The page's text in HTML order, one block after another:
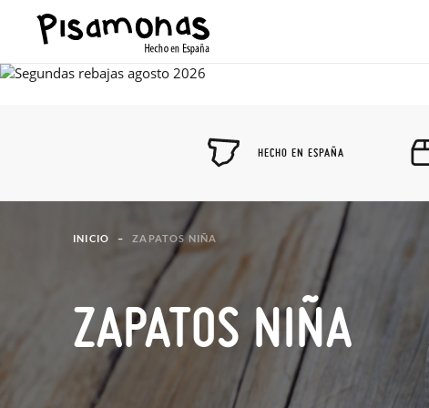
HECHO EN ESPAÑA
INICIO ZAPATOS NIÑA
ZAPATOS NIÑA